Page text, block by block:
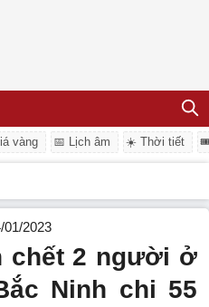
vàng 📅 Lịch âm ☀️ Thời tiết
01/2023
chết 2 người ở
Ninh chi 55